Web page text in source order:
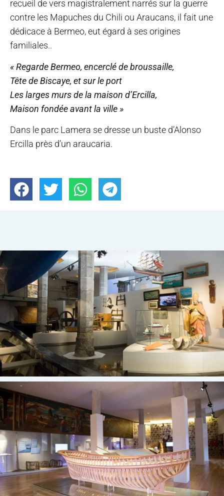
recueil de vers magistralement narrés sur la guerre
contre les Mapuches du Chili ou Araucans, il fait une
dédicace à Bermeo, eut égard à ses origines
familiales..
« Regarde Bermeo, encerclé de broussaille,
Tête de Biscaye, et sur le port
Les larges murs de la maison d’Ercilla,
Maison fondée avant la ville »
Dans le parc Lamera se dresse un buste d’Alonso
Ercilla près d’un araucaria.